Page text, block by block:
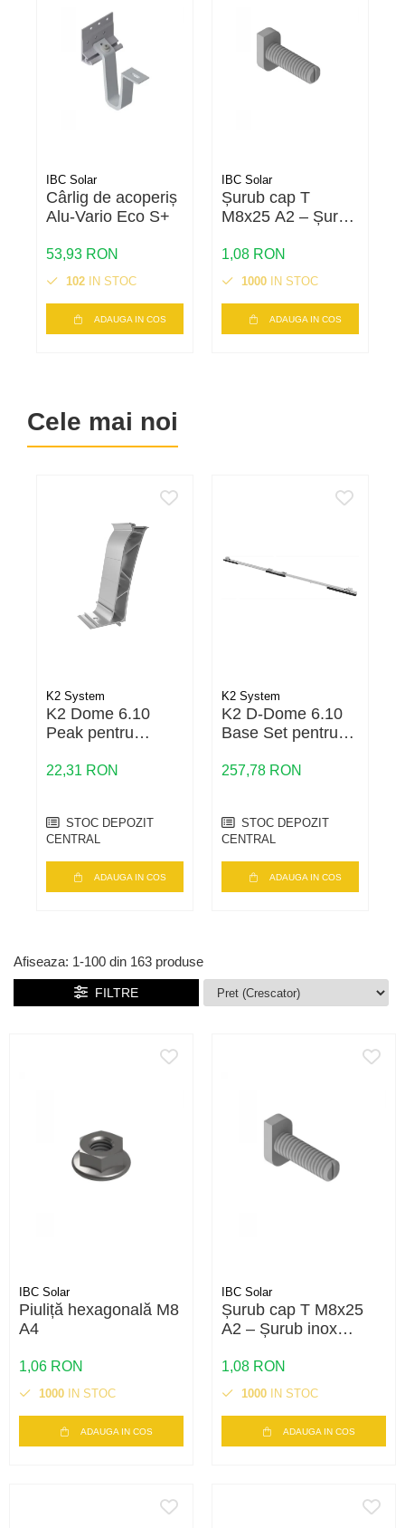
Cabluri semnalizare si control
Cabluri speciale
Conductori flexibili cupru
Conductori rigizi
Cabluri boxe
Cabluri semnalizare incendiu
Cabluri semnalizare si control
ecranate
IBC Solar
Cârlig de acoperiș
Alu-Vario Eco S+
53,93 RON
102 IN STOC
ADAUGA IN COS
IBC Solar
Șurub cap T
M8x25 A2 – Șurub
panouri
fotovoltaice |
1,08 RON
1000 IN STOC
ADAUGA IN COS
Cele mai noi
K2 System
K2 Dome 6.10
Peak pentru
fotovoltaica
22,31 RON
STOC DEPOZIT
CENTRAL
ADAUGA IN COS
K2 System
K2 D-Dome 6.10
Base Set pentru
257,78 RON
STOC DEPOZIT
CENTRAL
ADAUGA IN COS
Afiseaza: 1-100 din 163 produse
FILTRE
IBC Solar
Piuliță hexagonală M8
A4
1,06 RON
1000 IN STOC
ADAUGA IN COS
IBC Solar
Șurub cap T M8x25
A2 – Șurub inox
fotovoltaice | Calitate
A2
1,08 RON
1000 IN STOC
ADAUGA IN COS